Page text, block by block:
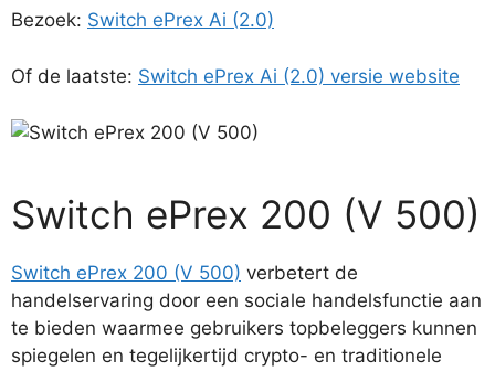
Bezoek: Switch ePrex Ai (2.0)
Of de laatste: Switch ePrex Ai (2.0) versie website
Switch ePrex 200 (V 500)
Switch ePrex 200 (V 500) verbetert de
handelservaring door een sociale handelsfunctie aan
te bieden waarmee gebruikers topbeleggers kunnen
spiegelen en tegelijkertijd crypto- en traditionele